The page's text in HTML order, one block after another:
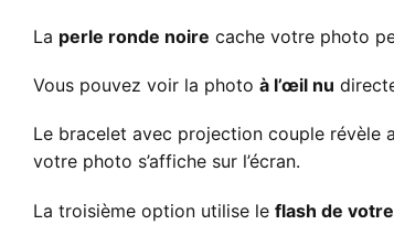
La perle ronde noire cache votre photo
Vous pouvez voir la photo à l’œil nu
Le bracelet avec projection couple révèle
votre photo s’affiche sur l’écran.
La troisième option utilise le flash de